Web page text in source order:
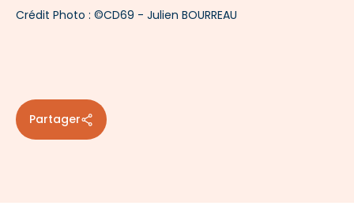
Partager
Crédit Photo : ©CD69 - Julien BOURREAU